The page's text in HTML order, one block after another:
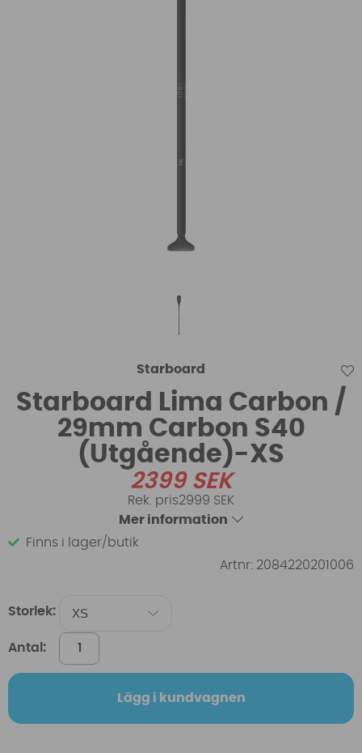
Starboard
Starboard Lima Carbon /
29mm Carbon S40
(Utgående)-XS
2399SEK
2999 SEK
Mer information
Finns i lager/butik
Artnr: 2084220201006
Storlek:
Antal:
Lägg i kundvagnen